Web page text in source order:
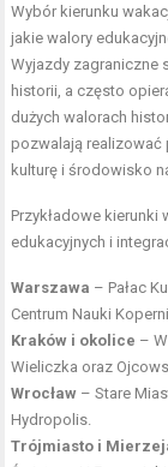
Wybór kierunku
jakie walory
Wyjazdy zagraniczne
historii, a często
dużych walorach
pozwalają realizować
kulturę i środowisko
Przykładowe
edukacyjnych i
Warszawa – Pałac
Centrum Nauki
Kraków i okolice –
Wieliczka oraz
Wrocław – Stare
Hydropolis.
Trójmiasto i